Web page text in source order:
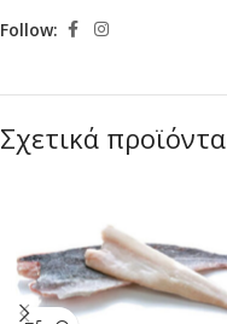
Follow:
Σχετικά προϊόντα